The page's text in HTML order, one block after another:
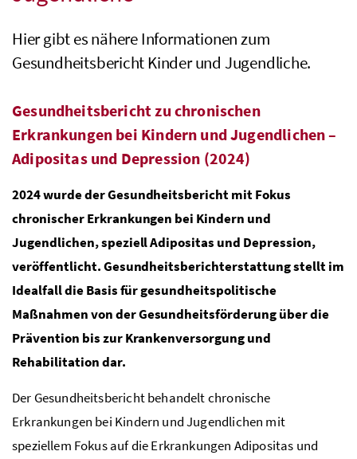
Hier gibt es nähere Informationen zum
Gesundheitsbericht Kinder und Jugendliche.
Gesundheitsbericht zu chronischen
Erkrankungen bei Kindern und Jugendlichen –
Adipositas und Depression (2024)
2024 wurde der Gesundheitsbericht mit Fokus
chronischer Erkrankungen bei Kindern und
Jugendlichen, speziell Adipositas und Depression,
veröffentlicht. Gesundheitsberichterstattung stellt im
Idealfall die Basis für gesundheitspolitische
Maßnahmen von der Gesundheitsförderung über die
Prävention bis zur Krankenversorgung und
Rehabilitation dar.
Der Gesundheitsbericht behandelt chronische
Erkrankungen bei Kindern und Jugendlichen mit
speziellem Fokus auf die Erkrankungen Adipositas und